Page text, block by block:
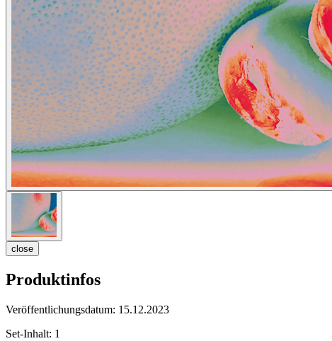
close
Produktinfos
Veröffentlichungsdatum: 15.12.2023
Set-Inhalt: 1